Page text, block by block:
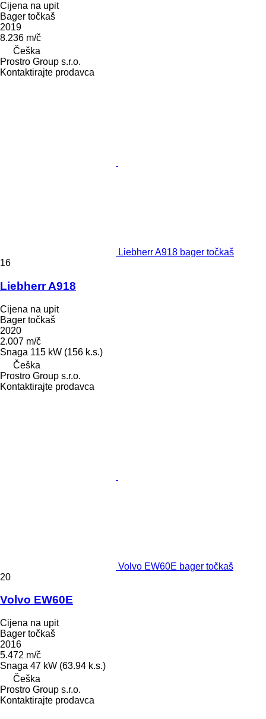
Cijena na upit
Bager točkaš
2019
8.236 m/č
Češka
Prostro Group s.r.o.
Kontaktirajte prodavca
Liebherr A918 bager točkaš
16
Liebherr A918
Cijena na upit
Bager točkaš
2020
2.007 m/č
Snaga 115 kW (156 k.s.)
Češka
Prostro Group s.r.o.
Kontaktirajte prodavca
Volvo EW60E bager točkaš
20
Volvo EW60E
Cijena na upit
Bager točkaš
2016
5.472 m/č
Snaga 47 kW (63.94 k.s.)
Češka
Prostro Group s.r.o.
Kontaktirajte prodavca